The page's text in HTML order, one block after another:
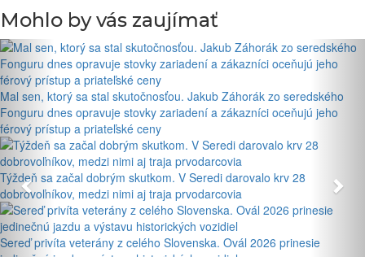
Mohlo by vás zaujímať
Mal sen, ktorý sa stal skutočnosťou. Jakub Záhorák zo seredského
Fonguru dnes opravuje stovky zariadení a zákazníci oceňujú jeho
férový prístup a priateľské ceny
Týždeň sa začal dobrým skutkom. V Seredi darovalo krv 28
dobrovoľníkov, medzi nimi aj traja prvodarcovia
Sereď privíta veterány z celého Slovenska. Ovál 2026 prinesie